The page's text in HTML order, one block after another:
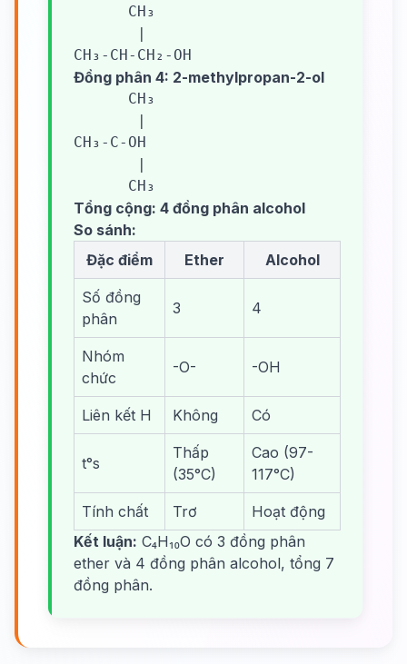
      CH₃
       |
CH₃-CH-CH₂-OH
Đồng phân 4: 2-methylpropan-2-ol
      CH₃
       |
CH₃-C-OH
       |
      CH₃
Tổng cộng: 4 đồng phân alcohol
So sánh:
Đặc điểm
Ether Alcohol
Số đồng
phân
3 4
Nhóm
chức
-O- -OH
Liên kết H Không Có
t°s
Thấp
(35°C)
Cao (97-
117°C)
Tính chất Trơ
Hoạt động
Kết luận: C₄H₁₀O có 3 đồng phân
ether và 4 đồng phân alcohol, tổng 7
đồng phân.